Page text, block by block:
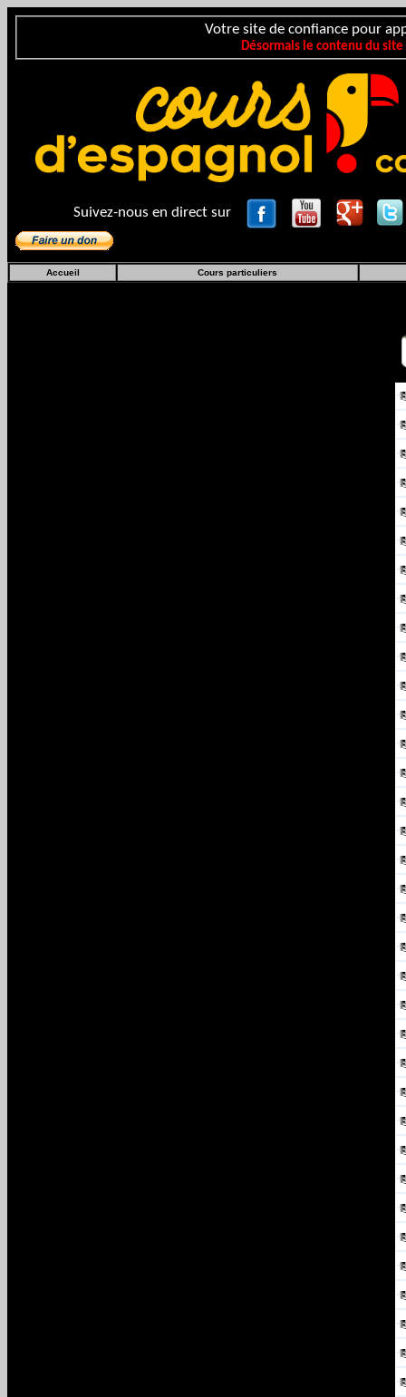
Votre site de confiance pour
Désormais le contenu du
Suivez-nous en direct sur
Accueil Cours particuliers